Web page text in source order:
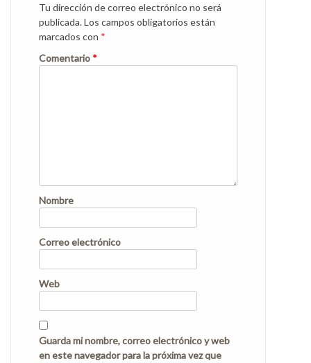
Tu dirección de correo electrónico no será
publicada.Los campos obligatorios están
marcados con *
Comentario *
Nombre
Correo electrónico
Web
Guarda mi nombre, correo electrónico y web
en este navegador para la próxima vez que